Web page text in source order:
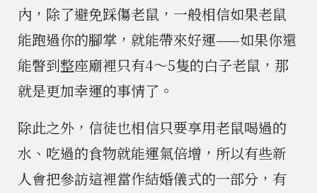
內，除了避免踩傷老鼠，一般相信如果老鼠
能跑過你的腳掌，就能帶來好運——如果你還
能瞥到整座廟裡只有4～5隻的白子老鼠，那
就是更加幸運的事情了。
除此之外，信徒也相信只要享用老鼠喝過的
水、吃過的食物就能運氣倍增，所以有些新
人會把參訪這裡當作結婚儀式的一部分，有